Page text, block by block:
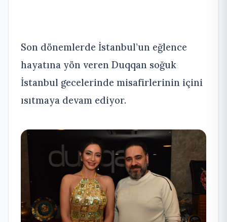
Son dönemlerde İstanbul’un eğlence
hayatına yön veren Duqqan soğuk
İstanbul gecelerinde misafirlerinin içini
ısıtmaya devam ediyor.